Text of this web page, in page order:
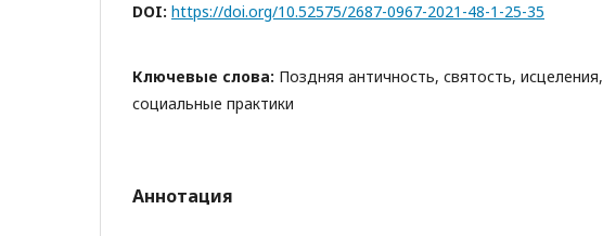
DOI: https://doi.org/10.52575/2687-0967-2021-48-1-25-35
Ключевые слова: Поздняя античность, святость, исцеления,
социальные практики
Аннотация